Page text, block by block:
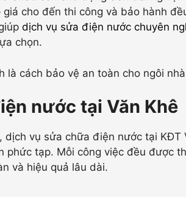
cho đến thi công và bảo hành
dịch vụ sửa điện nước chuyên
chọn.
cách bảo vệ an toàn cho ngôi
nước tại Văn Khê
vụ sửa chữa điện nước tại KĐT
tạp. Mỗi công việc đều được
và hiệu quả lâu dài.